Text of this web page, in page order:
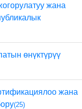
жана
өнүктүрүү
жана
(25)